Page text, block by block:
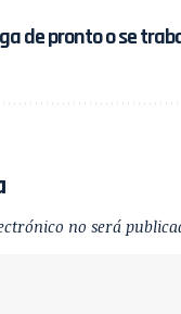
de pronto o se
no será